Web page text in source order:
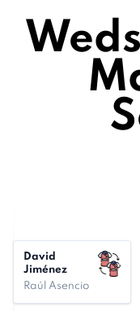
David
Jiménez
Raúl Asencio